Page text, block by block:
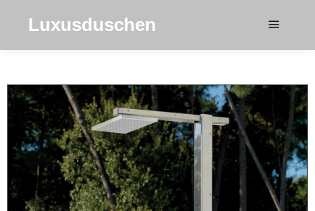
Luxusduschen